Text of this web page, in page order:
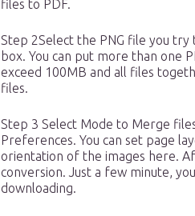
files to PDF.
Step 2Select the PNG file you
box. You can put more than one
exceed 100MB and all files
files.
Step 3 Select Mode to Merge
Preferences. You can set page
orientation of the images here.
conversion. Just a few minute,
downloading.